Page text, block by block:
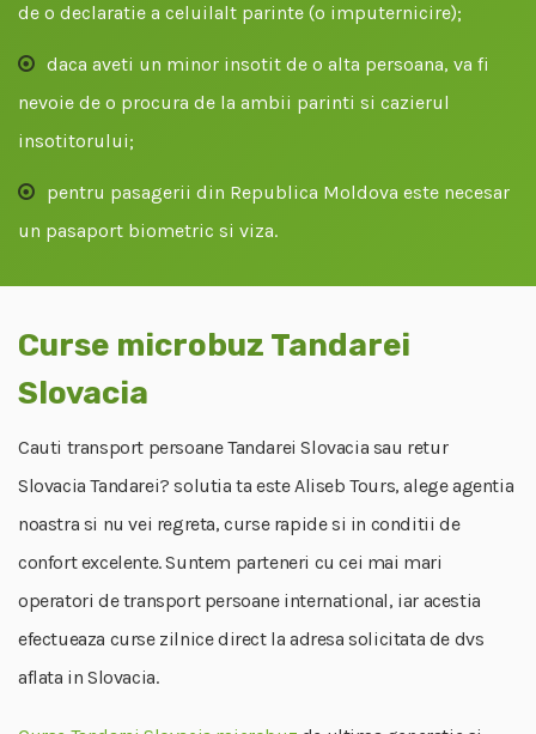
de o declaratie a celuilalt parinte (o imputernicire);
daca aveti un minor insotit de o alta persoana, va fi
nevoie de o procura de la ambii parinti si cazierul
insotitorului;
pentru pasagerii din Republica Moldova este necesar
un pasaport biometric si viza.
Curse microbuz Tandarei
Slovacia
Cauti transport persoane Tandarei Slovacia sau retur
Slovacia Tandarei? solutia ta este Aliseb Tours, alege agentia
noastra si nu vei regreta, curse rapide si in conditii de
confort excelente. Suntem parteneri cu cei mai mari
operatori de transport persoane international, iar acestia
efectueaza curse zilnice direct la adresa solicitata de dvs
aflata in Slovacia.